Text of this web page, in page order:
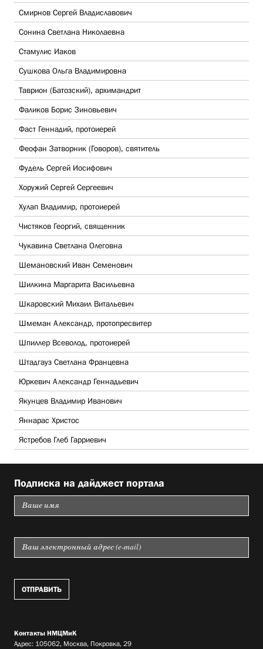
Смирнов Сергей Владиславович
Сонина Светлана Николаевна
Стамулис Иаков
Сушкова Ольга Владимировна
Таврион (Батозский), архимандрит
Фаликов Борис Зиновьевич
Фаст Геннадий, протоиерей
Феофан Затворник (Говоров), святитель
Фудель Сергей Иосифович
Хоружий Сергей Сергеевич
Хулап Владимир, протоиерей
Чистяков Георгий, священник
Чукавина Светлана Олеговна
Шемановский Иван Семенович
Шилкина Маргарита Васильевна
Шкаровский Михаил Витальевич
Шмеман Александр, протопресвитер
Шпиллер Всеволод, протоиерей
Штадгауз Светлана Францевна
Юркевич Александр Геннадьевич
Якунцев Владимир Иванович
Яннарас Христос
Ястребов Глеб Гарриевич
Подписка на дайджест портала
Контакты НМЦМиК
Адрес: 105062, Москва, Покровка, 29